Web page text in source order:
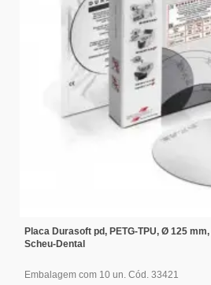
Placa Durasoft pd, PETG-TPU, Ø 125
Scheu-Dental
Embalagem com 10 un. Cód. 33421